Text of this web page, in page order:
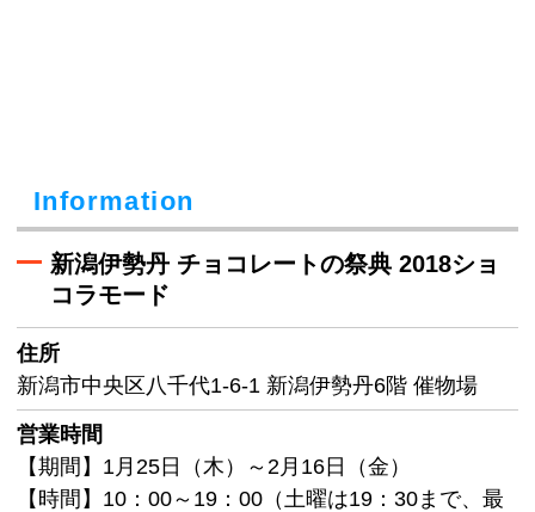
Information
新潟伊勢丹 チョコレートの祭典 2018ショ
コラモード
住所
新潟市中央区八千代1-6-1 新潟伊勢丹6階 催物場
営業時間
【期間】1月25日（木）～2月16日（金）
【時間】10：00～19：00（土曜は19：30まで、最